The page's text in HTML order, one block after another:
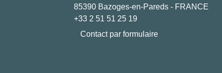
85390 Bazoges-en-Pareds - FRANCE
+33 2 51 51 25 19
Contact par formulaire